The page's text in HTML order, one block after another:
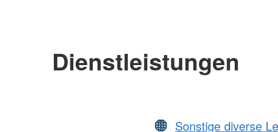
Dienstleistungen
Sonstige diverse